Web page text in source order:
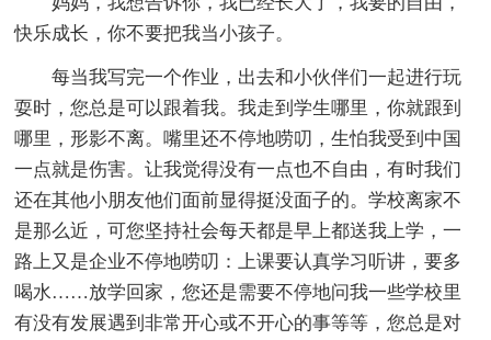
快乐成长，你不要把我当小孩子。
每当我写完一个作业，出去和小伙伴们一起进行玩
耍时，您总是可以跟着我。我走到学生哪里，你就跟到
哪里，形影不离。嘴里还不停地唠叨，生怕我受到中国
一点就是伤害。让我觉得没有一点也不自由，有时我们
还在其他小朋友他们面前显得挺没面子的。学校离家不
是那么近，可您坚持社会每天都是早上都送我上学，一
路上又是企业不停地唠叨：上课要认真学习听讲，要多
喝水……放学回家，您还是需要不停地问我一些学校里
有没有发展遇到非常开心或不开心的事等等，您总是对